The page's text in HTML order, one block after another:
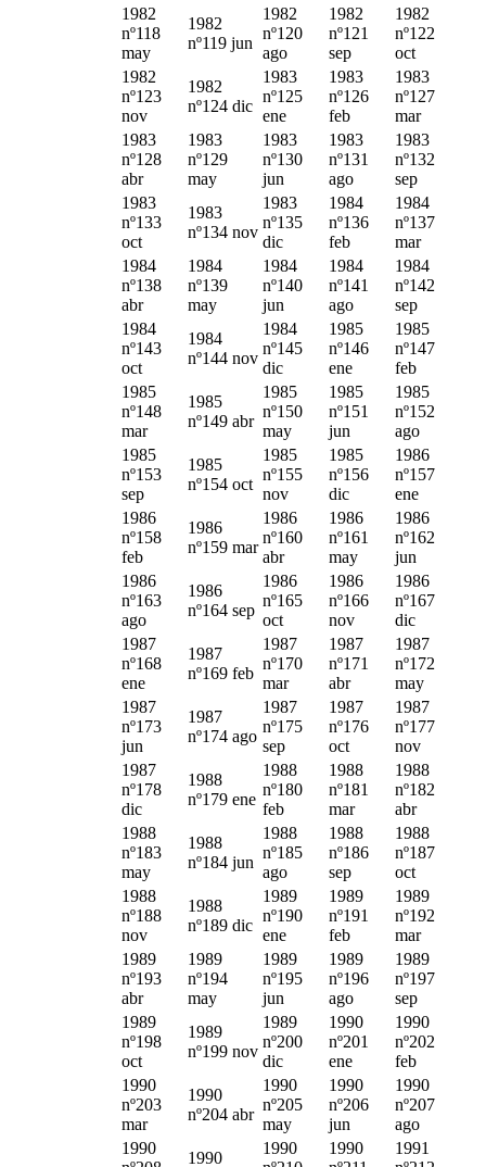
1982
nº118
may
1982
nº119 jun
1982
nº120
ago
1982
nº121
sep
1982
nº122
oct
1982
nº123
nov
1982
nº124 dic
1983
nº125
ene
1983
nº126
feb
1983
nº127
mar
1983
nº128
abr
1983
nº129
may
1983
nº130
jun
1983
nº131
ago
1983
nº132
sep
1983
nº133
oct
1983
nº134 nov
1983
nº135
dic
1984
nº136
feb
1984
nº137
mar
1984
nº138
abr
1984
nº139
may
1984
nº140
jun
1984
nº141
ago
1984
nº142
sep
1984
nº143
oct
1984
nº144 nov
1984
nº145
dic
1985
nº146
ene
1985
nº147
feb
1985
nº148
mar
1985
nº149 abr
1985
nº150
may
1985
nº151
jun
1985
nº152
ago
1985
nº153
sep
1985
nº154 oct
1985
nº155
nov
1985
nº156
dic
1986
nº157
ene
1986
nº158
feb
1986
nº159 mar
1986
nº160
abr
1986
nº161
may
1986
nº162
jun
1986
nº163
ago
1986
nº164 sep
1986
nº165
oct
1986
nº166
nov
1986
nº167
dic
1987
nº168
ene
1987
nº169 feb
1987
nº170
mar
1987
nº171
abr
1987
nº172
may
1987
nº173
jun
1987
nº174 ago
1987
nº175
sep
1987
nº176
oct
1987
nº177
nov
1987
nº178
dic
1988
nº179 ene
1988
nº180
feb
1988
nº181
mar
1988
nº182
abr
1988
nº183
may
1988
nº184 jun
1988
nº185
ago
1988
nº186
sep
1988
nº187
oct
1988
nº188
nov
1988
nº189 dic
1989
nº190
ene
1989
nº191
feb
1989
nº192
mar
1989
nº193
abr
1989
nº194
may
1989
nº195
jun
1989
nº196
ago
1989
nº197
sep
1989
nº198
oct
1989
nº199 nov
1989
nº200
dic
1990
nº201
ene
1990
nº202
feb
1990
nº203
mar
1990
nº204 abr
1990
nº205
may
1990
nº206
jun
1990
nº207
ago
1990
1990
1990
1990
1991